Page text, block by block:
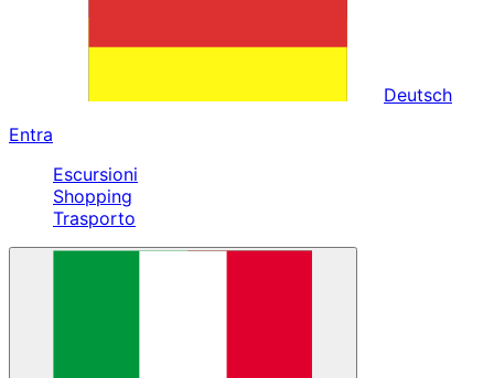
Deutsch
Entra
Escursioni
Shopping
Trasporto